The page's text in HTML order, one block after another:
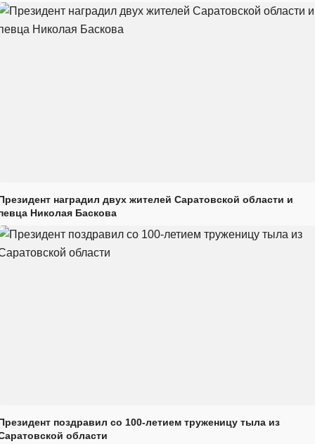
наградил двух жителей Саратовской области и
Николая Баскова
поздравил со 100-летием труженицу тыла из
области